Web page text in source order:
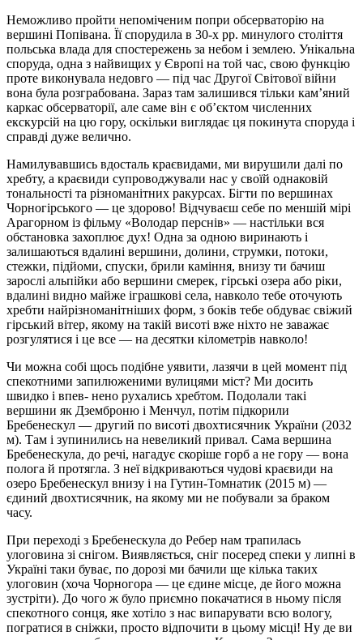
Неможливо пройти непоміченим попри обсерваторію на
вершині Попівана. Її спорудила в 30-х рр. минулого століття
польська влада для спостережень за небом і землею. Унікальна
споруда, одна з найвищих у Європі на той час, свою функцію
проте виконувала недовго — під час Другої Світової війни
вона була розграбована. Зараз там залишився тільки кам’яний
каркас обсерваторії, але саме він є об’єктом численних
екскурсій на цю гору, оскільки виглядає ця покинута споруда і
справді дуже велично.
Намилувавшись вдосталь краєвидами, ми вирушили далі по
хребту, а краєвиди супроводжували нас у своїй однаковій
тональності та різноманітних ракурсах. Бігти по вершинах
Чорногірського — це здорово! Відчуваєш себе по меншій мірі
Арагорном із фільму «Володар перснів» — настільки вся
обстановка захоплює дух! Одна за одною виринають і
залишаються вдалині вершини, долини, струмки, потоки,
стежки, підйоми, спуски, брили каміння, внизу ти бачиш
зарослі альпійки або вершини смерек, гірські озера або ріки,
вдалині видно майже іграшкові села, навколо тебе оточують
хребти найрізноманітніших форм, з боків тебе обдуває свіжий
гірський вітер, якому на такій висоті вже ніхто не заважає
розгулятися і це все — на десятки кілометрів навколо!
Чи можна собі щось подібне уявити, лазячи в цей момент під
спекотними запилюженими вулицями міст? Ми досить
швидко і впев- нено рухались хребтом. Подолали такі
вершини як Дземброню і Менчул, потім підкорили
Бребенескул — другий по висоті двохтисячник України (2032
м). Там і зупинились на невеликий привал. Сама вершина
Бребенескула, до речі, нагадує скоріше горб а не гору — вона
полога й протягла. З неї відкриваються чудові краєвиди на
озеро Бребенескул внизу і на Гутин-Томнатик (2015 м) —
єдиний двохтисячник, на якому ми не побували за браком
часу.
При переході з Бребенескула до Ребер нам трапилась
улоговина зі снігом. Виявляється, сніг посеред спеки у липні в
Україні таки буває, по дорозі ми бачили ще кілька таких
улоговин (хоча Чорногора — це єдине місце, де його можна
зустріти). До чого ж було приємно покачатися в ньому після
спекотного сонця, яке хотіло з нас випарувати всю вологу,
погратися в сніжки, просто відпочити в цьому місці! Ну де ви